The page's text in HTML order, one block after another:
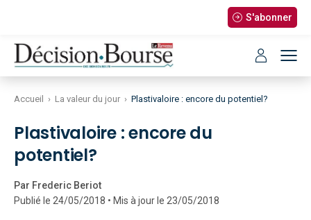
S'abonner
Accueil › La valeur du jour › Plastivaloire : encore du potentiel?
Plastivaloire : encore du
potentiel?
Par Frederic Beriot
Publié le 24/05/2018 • Mis à jour le 23/05/2018